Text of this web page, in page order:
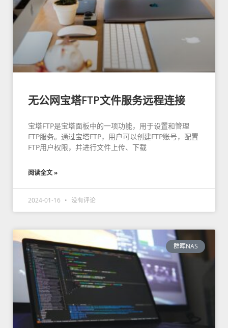
无公网宝塔FTP文件服务远程连接
宝塔FTP是宝塔面板中的一项功能，用于设置和管理
FTP服务。通过宝塔FTP，用户可以创建FTP账号，配置
FTP用户权限，并进行文件上传、下载
阅读全文 »
2024-01-16 没有评论
群晖NAS